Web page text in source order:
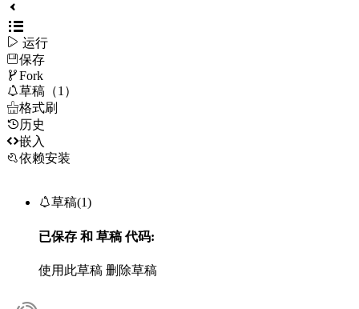
 运行
保存
Fork
草稿（1）
格式刷
历史
嵌入
依赖安装
草稿(1)
已保存 和 草稿代码:
使用此草稿 删除草稿